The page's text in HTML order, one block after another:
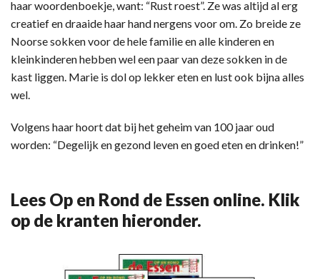
haar woordenboekje, want: “Rust roest”. Ze was altijd al erg
creatief en draaide haar hand nergens voor om. Zo breide ze
Noorse sokken voor de hele familie en alle kinderen en
kleinkinderen hebben wel een paar van deze sokken in de
kast liggen. Marie is dol op lekker eten en lust ook bijna alles
wel.
Volgens haar hoort dat bij het geheim van 100 jaar oud
worden: “Degelijk en gezond leven en goed eten en drinken!”
Lees Op en Rond de Essen online. Klik
op de kranten hieronder.